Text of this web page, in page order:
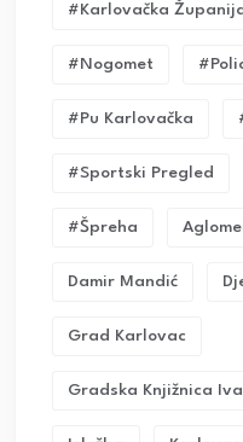
#karlovačka
#nogomet
#pu Karlovačka
#sportski Pregled
#Špreha
Damir Mandić
Grad Karlovac
Gradska Knjižnica